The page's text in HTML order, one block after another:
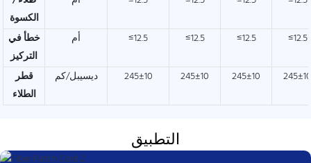
الكسوة
خطأ في
التركيز
أم ≤12.5 ≤12.5 ≤12.5 ≤12.5
قطر
الطلاء
ديسيبل/كم 245±10 245±10 245±10
التطبيق